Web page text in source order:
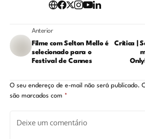
Anterior
Filme com Selton Mello é
selecionado para o
Festival de Cannes
Crítica |
O seu endereço de e-mail não será publicado.
são marcados com *